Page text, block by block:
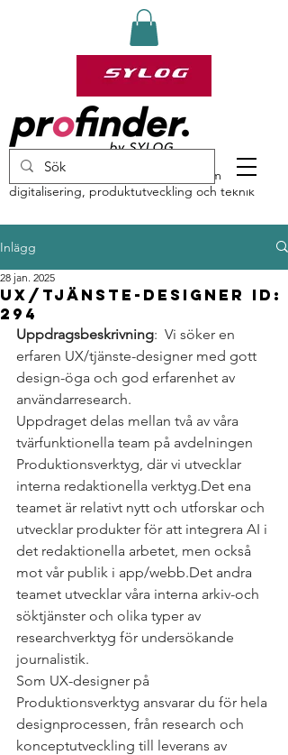
profinder by Sylog – specialister inom
digitalisering, produktutveckling och teknik
Inlägg
UX/Tjänste-designer ID:
294
28 jan. 2025
Uppdragsbeskrivning:  Vi söker en
erfaren UX/tjänste-designer med gott
design-öga och god erfarenhet av
användarresearch.
Uppdraget delas mellan två av våra
tvärfunktionella team på avdelningen
Produktionsverktyg, där vi utvecklar
interna redaktionella verktyg.Det ena
teamet är relativt nytt och utforskar och
utvecklar produkter för att integrera AI i
det redaktionella arbetet, men också
mot vår publik i app/webb.Det andra
teamet utvecklar våra interna arkiv-och
söktjänster och olika typer av
researchverktyg för undersökande
journalistik.
Som UX-designer på
Produktionsverktyg ansvarar du för hela
designprocessen, från research och
konceptutveckling till leverans av